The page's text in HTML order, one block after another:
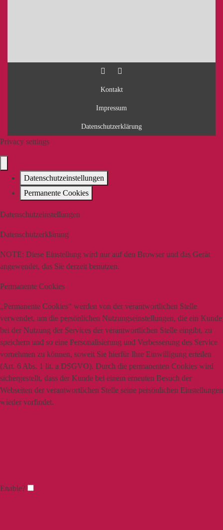
Kontakt
Impressum
Datenschutzerklärung
Privacy settings
Datenschutzeinstellungen
Permanente Cookies
Datenschutzeinstellungen
Datenschutzerklärung
NOTE: Diese Einstellung wird nur auf den Browser und das Gerät
angewendet, das Sie derzeit benutzen.
Permanente Cookies
„Permanente Cookies“ werden von der verantwortlichen Stelle
verwendet, um die persönlichen Nutzungseinstellungen, die ein Kunde
bei der Nutzung der Services der verantwortlichen Stelle eingibt, zu
speichern und so eine Personalisierung und Verbesserung des Service
vornehmen zu können, soweit Sie hierfür Ihre Einwilligung erteilen
(Art. 6 Abs. 1 lit. a DSGVO). Durch die permanenten Cookies wird
sichergestellt, dass der Kunde bei einem erneuten Besuch der
Webseiten der verantwortlichen Stelle seine persönlichen Einstellungen
wieder vorfindet.
Enable?